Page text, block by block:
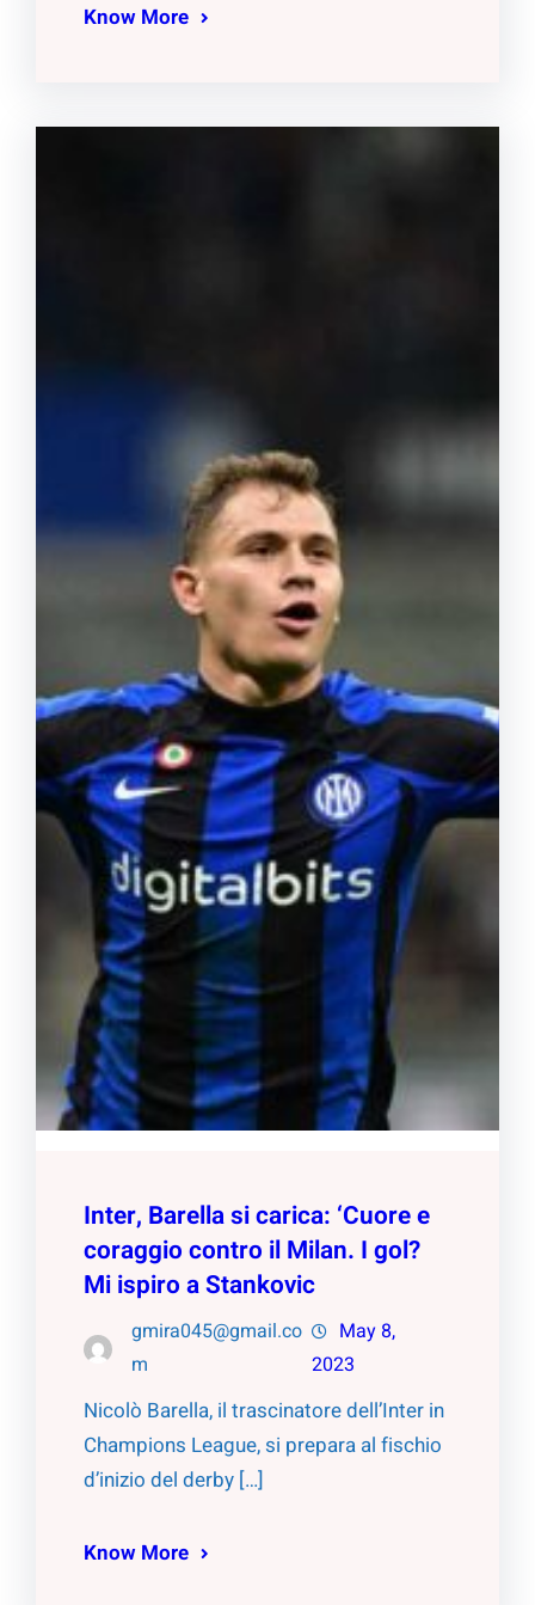
Know More
Inter, Barella si carica: ‘Cuore e
coraggio contro il Milan. I gol?
Mi ispiro a Stankovic
gmira045@gmail.co
m
May 8,
2023
Nicolò Barella, il trascinatore dell’Inter in
Champions League, si prepara al fischio
d’inizio del derby […]
Know More